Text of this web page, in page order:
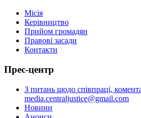
Місія
Керівництво
Прийом громадян
Правові засади
Контакти
Прес-центр
З питань щодо співпраці,
media.centraljustice@gmail.com
Новини